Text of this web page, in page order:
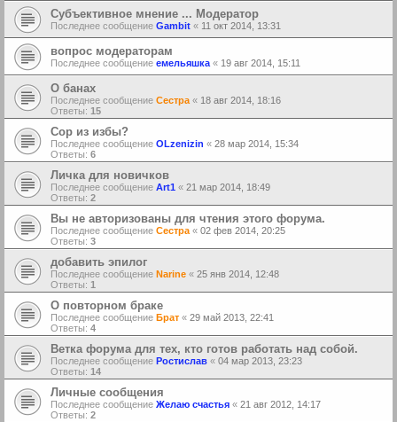
Субъективное мнение ... Модератор
Последнее сообщение Gambit « 11 окт 2014, 13:31
вопрос модераторам
Последнее сообщение емельяшка « 19 авг 2014, 15:11
О банах
Последнее сообщение Сестра « 18 авг 2014, 18:16
Ответы: 15
Сор из избы?
Последнее сообщение OLzenizin « 28 мар 2014, 15:34
Ответы: 6
Личка для новичков
Последнее сообщение Art1 « 21 мар 2014, 18:49
Ответы: 2
Вы не авторизованы для чтения этого форума.
Последнее сообщение Сестра « 02 фев 2014, 20:25
Ответы: 3
добавить эпилог
Последнее сообщение Narine « 25 янв 2014, 12:48
Ответы: 1
О повторном браке
Последнее сообщение Брат « 29 май 2013, 22:41
Ответы: 4
Ветка форума для тех, кто готов работать над собой.
Последнее сообщение Ростислав « 04 мар 2013, 23:23
Ответы: 14
Личные сообщения
Последнее сообщение Желаю счастья « 21 авг 2012, 14:17
Ответы: 2